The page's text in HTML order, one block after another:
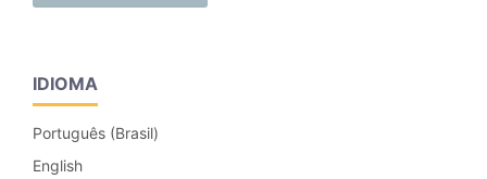
IDIOMA
Português (Brasil)
English